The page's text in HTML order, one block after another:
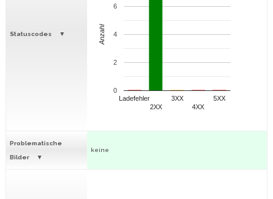
Statuscodes
Ladefehler
2XX
3XX
4XX
5XX
0
2
4
6
Anzahl
Problematische
Bilder
keine